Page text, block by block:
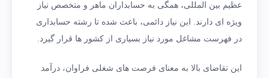
عظیم بین المللی، همگی به حسابداران ماهر و متخصص نیاز
ویژه ای دارند. این نیاز دائمی، باعث شده تا رشته حسابداری
در فهرست مشاغل مورد نیاز بسیاری از کشور ها قرار گیرد.
این تقاضای بالا به معنای فرصت های شغلی فراوان، درآمد